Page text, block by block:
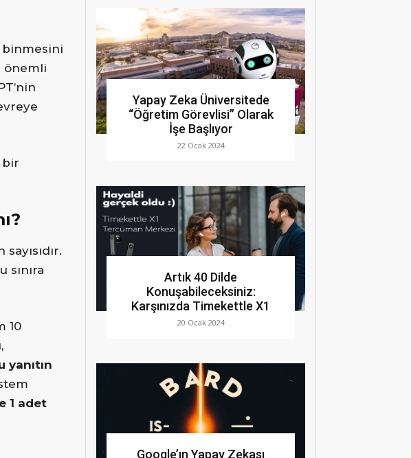
binmesini
önemli
bir
sınıra
10
yanıtın
1 adet
Yapay Zeka Üniversitede
“Öğretim Görevlisi” Olarak
İşe Başlıyor
22 Ocak 2024
Artık 40 Dilde
Konuşabileceksiniz:
Karşınızda Timekettle X1
20 Ocak 2024
Google’ın Yapay Zekası